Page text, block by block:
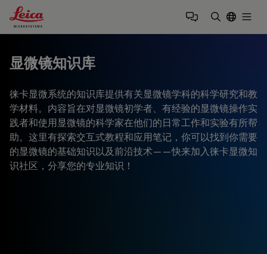
Leica Microsystems Logo
显微镜知识库
徕卡显微系统的知识库提供有关显微镜学科的科学研究和教
学材料。内容旨在对显微镜初学者、有经验的显微镜操作实
践者和使用显微镜的科学家在他们的日常工作和实验有所帮
助。这里有探索交互式教程和应用笔记，你可以找到你需要
的显微镜的基础知识以及前沿技术——快来加入徕卡显微知
识社区，分享您的专业知识！